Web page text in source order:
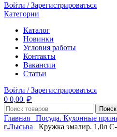
Войти / Зарегистрироваться
Категории
Каталог
Новинки
Условия работы
Контакты
Вакансии
Статьи
Войти / Зарегистрироваться
0 0,00 ₽
Поиск
Главная Посуда. Кухонные
г.Лысьва Кружка эмалир. 1,0л